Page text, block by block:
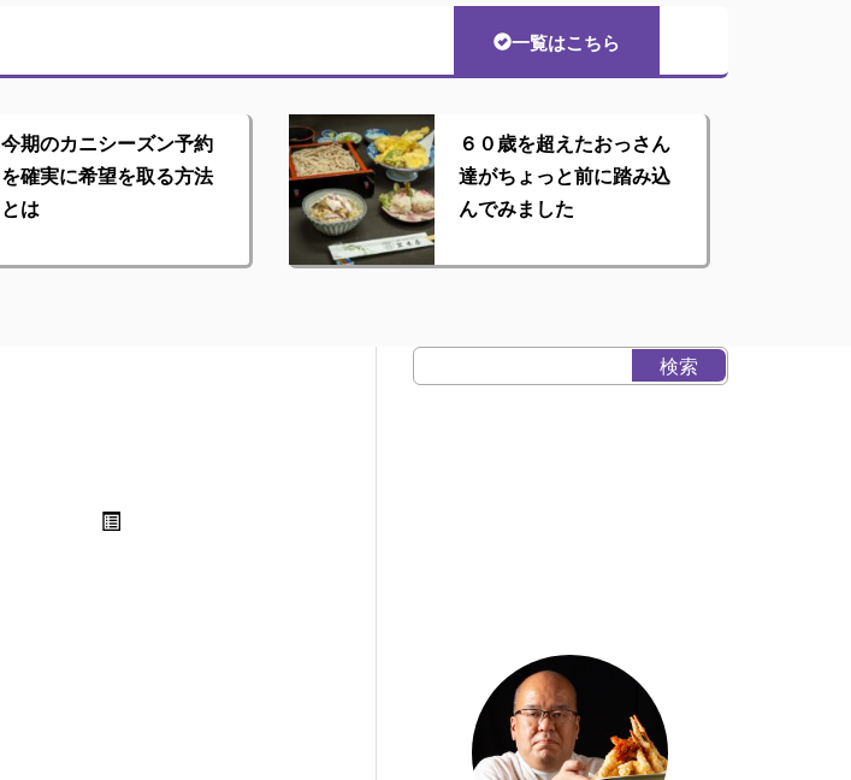
一覧はこちら
今期のカニシーズン予約
を確実に希望を取る方法
とは
６０歳を超えたおっさん
達がちょっと前に踏み込
んでみました